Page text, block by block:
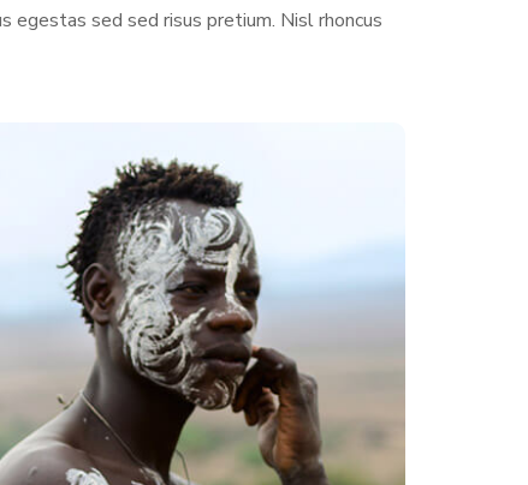
egestas sed sed risus pretium. Nisl rhoncus